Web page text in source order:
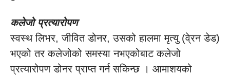
कलेजो प्रत्यारोपण
स्वस्थ लिभर, जीवित डोनर, उसको हालमा मृत्यु (वे्रन डेड)
भएको तर कलेजोको समस्या नभएकोबाट कलेजो
प्रत्यारोपण डोनर प्राप्त गर्न सकिन्छ । आमाशयको